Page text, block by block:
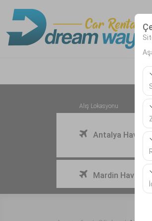
Alış Lokasyonu
Antalya
Aracı farklı bir
Mardin